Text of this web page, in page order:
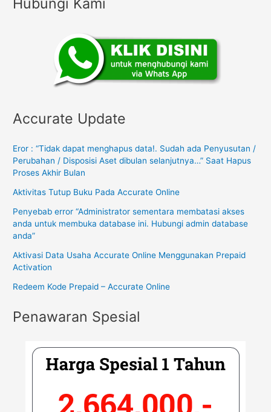
Hubungi Kami
Accurate Update
Eror : “Tidak dapat menghapus data!. Sudah ada Penyusutan /
Perubahan / Disposisi Aset dibulan selanjutnya…” Saat Hapus
Proses Akhir Bulan
Aktivitas Tutup Buku Pada Accurate Online
Penyebab error “Administrator sementara membatasi akses
anda untuk membuka database ini. Hubungi admin database
anda”
Aktivasi Data Usaha Accurate Online Menggunakan Prepaid
Activation
Redeem Kode Prepaid – Accurate Online
Penawaran Spesial